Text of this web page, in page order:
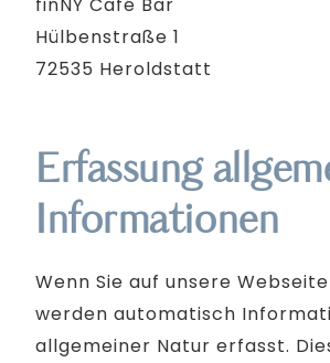
Hülbenstraße 1
72535 Heroldstatt
Erfassung
Informationen
Wenn Sie auf unsere
werden automatisch
allgemeiner Natur erfasst.